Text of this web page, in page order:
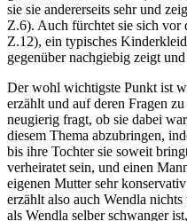
sie sie andererseits sehr und
Z.6). Auch fürchtet sie sich vor
Z.12), ein typisches
gegenüber nachgiebig zeigt
Der wohl wichtigste Punkt ist
erzählt und auf deren Fragen
neugierig fragt, ob sie dabei
diesem Thema abzubringen,
bis ihre Tochter sie soweit
verheiratet sein, und einen
eigenen Mutter sehr
erzählt also auch Wendla
als Wendla selber schwanger